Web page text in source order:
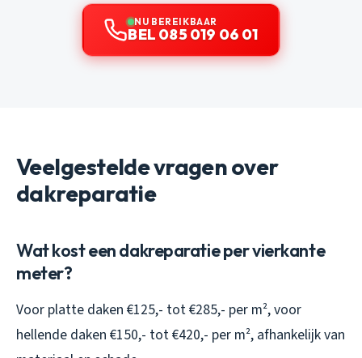
NU BEREIKBAAR
BEL 085 019 06 01
Veelgestelde vragen over
dakreparatie
Wat kost een dakreparatie per vierkante
meter?
Voor platte daken €125,- tot €285,- per m², voor
hellende daken €150,- tot €420,- per m², afhankelijk van